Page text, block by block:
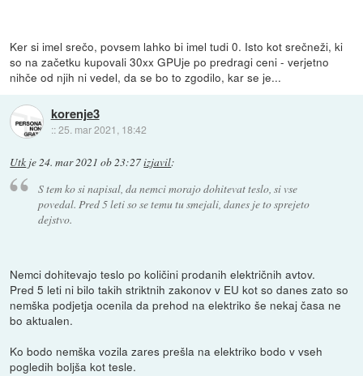
Ker si imel srečo, povsem lahko bi imel tudi 0. Isto kot srečneži, ki
so na začetku kupovali 30xx GPUje po predragi ceni - verjetno
nihče od njih ni vedel, da se bo to zgodilo, kar se je...
korenje3
::25. mar 2021, 18:42
Utk je 24. mar 2021 ob 23:27izjavil:
S tem ko si napisal, da nemci morajo dohitevat teslo, si vse
povedal. Pred 5 leti so se temu tu smejali, danes je to sprejeto
dejstvo.
Nemci dohitevajo teslo po količini prodanih električnih avtov.
Pred 5 leti ni bilo takih striktnih zakonov v EU kot so danes zato so
nemška podjetja ocenila da prehod na elektriko še nekaj časa ne
bo aktualen.
Ko bodo nemška vozila zares prešla na elektriko bodo v vseh
pogledih boljša kot tesle.